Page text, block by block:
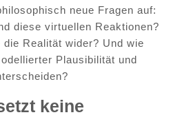
neue Fragen auf:
diese virtuellen Reaktionen?
Realität wider? Und wie
Plausibilität und
keine